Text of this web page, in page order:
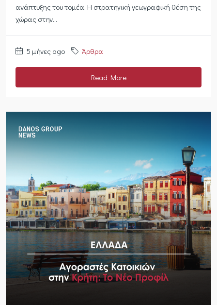
ανάπτυξης του τομέα. Η στρατηγική γεωγραφική θέση της
χώρας στην...
5 μήνες ago Άρθρα
Read More